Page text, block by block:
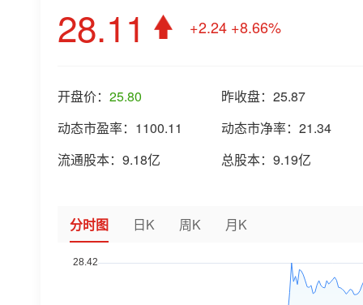
28.11 +2.24 +8.66%
开盘价： 25.80 昨收盘： 25.87
动态市盈率： 1100.11 动态市净率： 21.34
流通股本： 9.18亿 总股本： 9.19亿
分时图 日K 周K 月K